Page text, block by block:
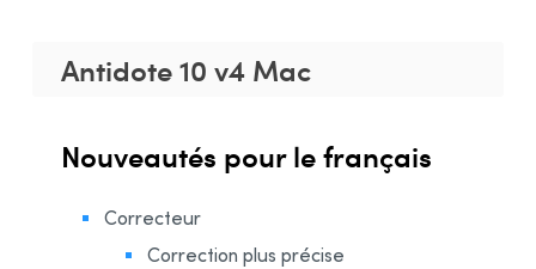
Antidote 10 v4 Mac
Nouveautés pour le français
Correcteur
Correction plus précise